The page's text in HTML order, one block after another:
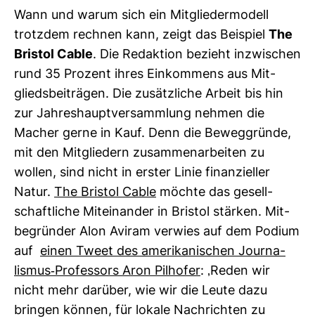
Wann und warum sich ein Mit­glie­der­mo­dell
trotzdem rechnen kann, zeigt das Bei­spiel The
Bristol Cable. Die Redak­tion bezieht inzwi­schen
rund 35 Pro­zent ihres Ein­kom­mens aus Mit­
glieds­bei­trägen. Die zusätz­liche Arbeit bis hin
zur Jah­res­haupt­ver­samm­lung nehmen die
Macher gerne in Kauf. Denn die Beweg­gründe,
mit den Mit­glie­dern zusam­men­ar­beiten zu
wollen, sind nicht in erster Linie finan­zi­eller
Natur. The Bristol Cable möchte das gesell­
schaft­liche Mit­ein­ander in Bristol stärken. Mit­
be­gründer Alon Aviram ver­wies auf dem Podium
auf einen Tweet des ame­ri­ka­ni­schen Jour­na­
lismus-​Pro­fes­sors Aron Pil­hofer: ‚Reden wir
nicht mehr dar­über, wie wir die Leute dazu
bringen können, für lokale Nach­richten zu